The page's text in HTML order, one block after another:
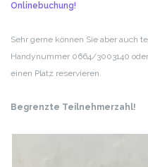
Onlinebuchung!
Sehr gerne können Sie aber auch
Handynummer 0664/3003140
einen Platz reservieren.
Begrenzte Teilnehmerzahl!